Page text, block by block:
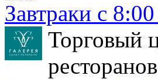
Завтраки с
Торговый